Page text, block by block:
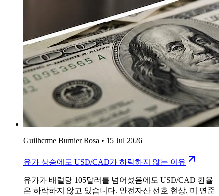
Guilherme Burnier Rosa • 15 Jul 2026
유가 상승에도 USD/CAD가 하락하지 않는 이유
유가가 배럴당 105달러를 넘어섰음에도 USD/CAD 환율
은 하락하지 않고 있습니다. 안전자산 선호 현상, 미 연준